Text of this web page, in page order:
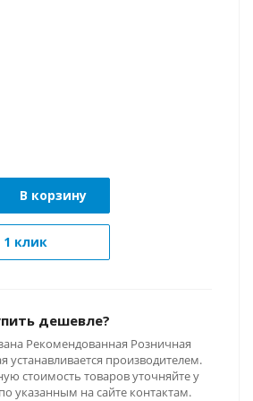
В корзину
1 клик
дешевле?
Рекомендованная Розничная
устанавливается производителем.
стоимость товаров уточняйте у
указанным на сайте контактам.